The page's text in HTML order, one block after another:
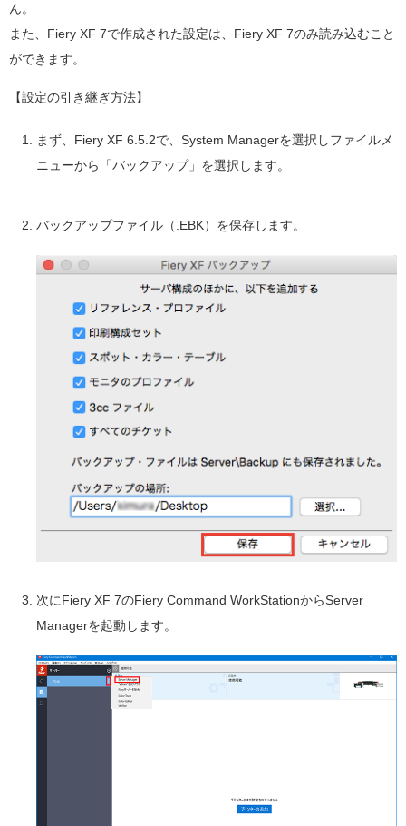
ん。
また、Fiery XF 7で作成された設定は、Fiery XF 7のみ読み込むこと
ができます。
【設定の引き継ぎ方法】
まず、Fiery XF 6.5.2で、System Managerを選択しファイルメ
ニューから「バックアップ」を選択します。
バックアップファイル（.EBK）を保存します。
次にFiery XF 7のFiery Command WorkStationからServer
Managerを起動します。